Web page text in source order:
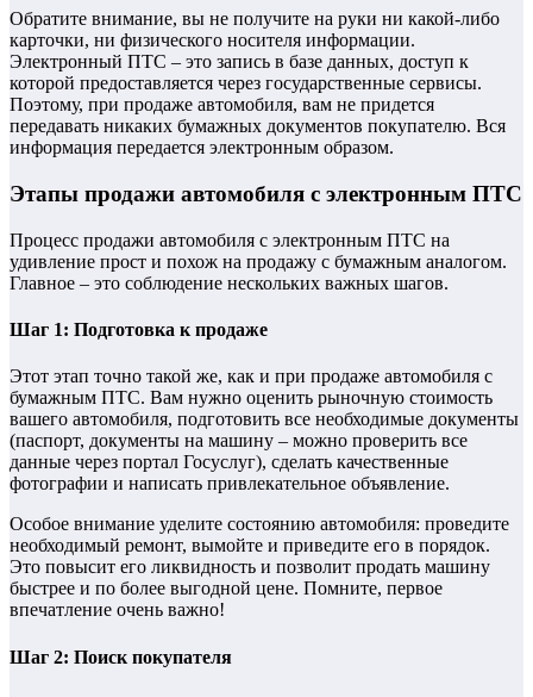
Обратите внимание, вы не получите на руки ни какой-либо
карточки, ни физического носителя информации.
Электронный ПТС – это запись в базе данных, доступ к
которой предоставляется через государственные сервисы.
Поэтому, при продаже автомобиля, вам не придется
передавать никаких бумажных документов покупателю. Вся
информация передается электронным образом.
Этапы продажи автомобиля с электронным ПТС
Процесс продажи автомобиля с электронным ПТС на
удивление прост и похож на продажу с бумажным аналогом.
Главное – это соблюдение нескольких важных шагов.
Шаг 1: Подготовка к продаже
Этот этап точно такой же, как и при продаже автомобиля с
бумажным ПТС. Вам нужно оценить рыночную стоимость
вашего автомобиля, подготовить все необходимые документы
(паспорт, документы на машину – можно проверить все
данные через портал Госуслуг), сделать качественные
фотографии и написать привлекательное объявление.
Особое внимание уделите состоянию автомобиля: проведите
необходимый ремонт, вымойте и приведите его в порядок.
Это повысит его ликвидность и позволит продать машину
быстрее и по более выгодной цене. Помните, первое
впечатление очень важно!
Шаг 2: Поиск покупателя